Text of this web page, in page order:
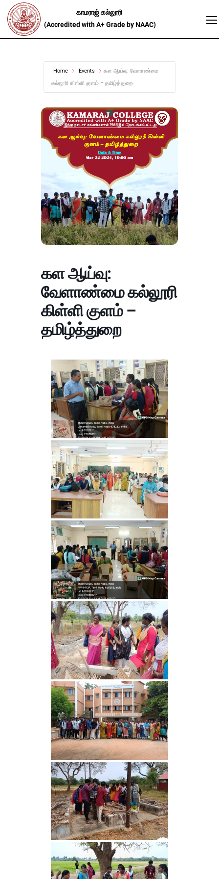
Home Events
கள ஆய்வு: வேளாண்மை
கல்லூரி கிள்ளி குளம் – தமிழ்த்துறை
கள ஆய்வு:
வேளாண்மை கல்லூரி
கிள்ளி குளம் –
தமிழ்த்துறை